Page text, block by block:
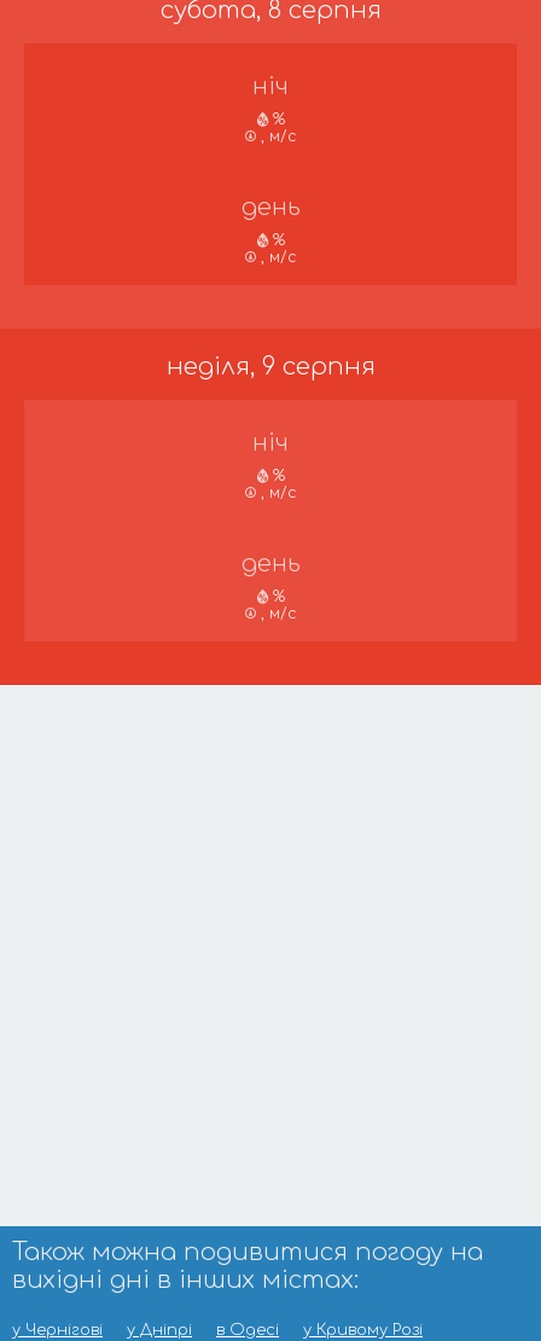
субота, 8 серпня
ніч
%
, м/с
день
%
, м/с
неділя, 9 серпня
ніч
%
, м/с
день
%
, м/с
Також можна подивитися погоду на
вихідні дні в інших містах:
у Чернігові у Дніпрі в Одесі у Кривому Розі